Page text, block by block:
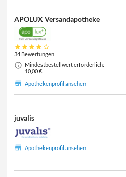
APOLUX Versandapotheke
34 Bewertungen
Mindestbestellwert erforderlich:
10,00 €
Apothekenprofil ansehen
juvalis
Apothekenprofil ansehen